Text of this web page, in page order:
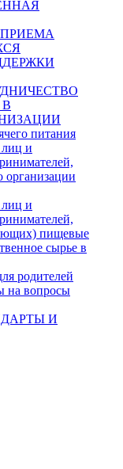
питания
и
и
пищевые
сырье в
родителей
на вопросы
И